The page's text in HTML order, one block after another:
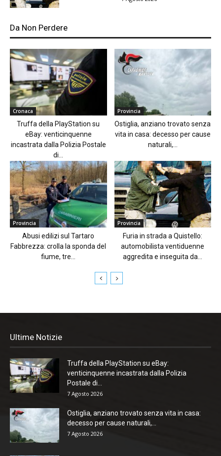
Da Non Perdere
Cronaca
Truffa della PlayStation su
eBay: venticinquenne
incastrata dalla Polizia Postale
di...
Provincia
Ostiglia, anziano trovato senza
vita in casa: decesso per cause
naturali,...
Provincia
Abusi edilizi sul Tartaro
Fabbrezza: crolla la sponda del
fiume, tre...
Provincia
Furia in strada a Quistello:
automobilista ventiduenne
aggredita e inseguita da...
Ultime Notizie
Truffa della PlayStation su eBay:
venticinquenne incastrata dalla Polizia
Postale di...
7 Agosto 2026
Ostiglia, anziano trovato senza vita in casa:
decesso per cause naturali,...
7 Agosto 2026